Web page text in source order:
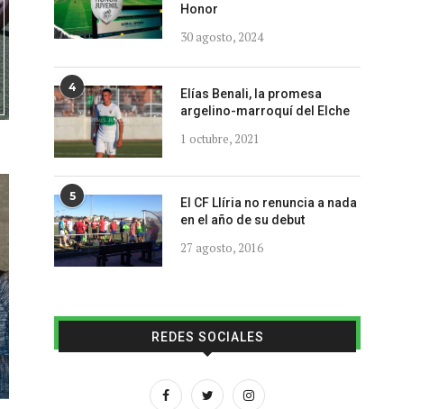
Honor
30 agosto, 2024
4
Elías Benali, la promesa
argelino-marroquí del Elche
1 octubre, 2021
5
El CF Llíria no renuncia a nada
en el año de su debut
27 agosto, 2016
REDES SOCIALES